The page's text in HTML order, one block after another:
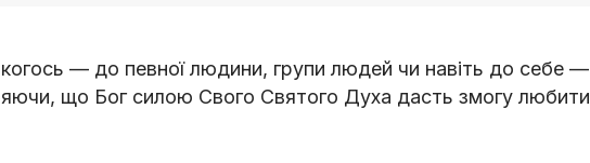
— до певної людини, групи людей чи навіть до себе —
що Бог силою Свого Святого Духа дасть змогу любити